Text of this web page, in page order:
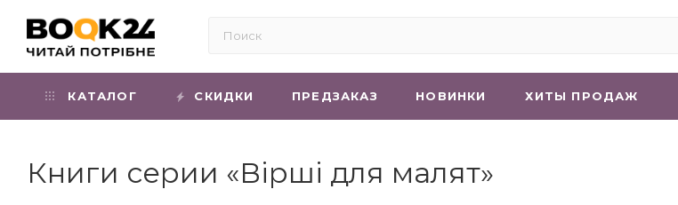
КАТАЛОГ СКИДКИ ПРЕДЗАКАЗ НОВИНКИ ХИТЫ ПРОДАЖ
Книги серии «Вірші для малят»